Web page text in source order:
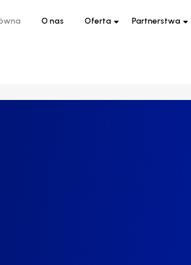
O nas Oferta Partnerstwa